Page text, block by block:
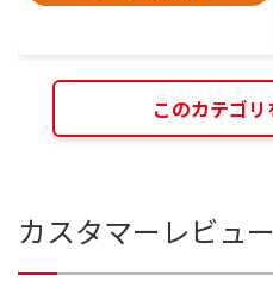
このカテゴ
カスタマーレビュー